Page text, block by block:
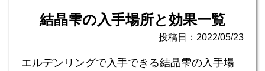
結晶雫の入手場所と効果一覧
投稿日：2022/05/23
エルデンリングで入手できる結晶雫の入手場